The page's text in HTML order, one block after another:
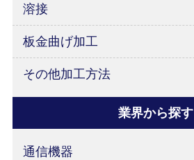
溶接
板金曲げ加工
その他加工方法
業界から探す
通信機器